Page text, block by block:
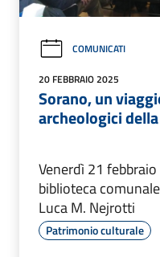
COMUNICATI
20 FEBBRAIO 2025
Sorano, un
archeologici
Venerdì 21
biblioteca
Luca M. Nejrotti
Patrimonio culturale